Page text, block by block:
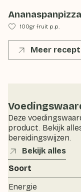
Ananaspanpizza
100gr fruit p.p.
Meer
Deze
product. Bekijk
bereidingswijzen.
Bekijk alles
Soort
Energie